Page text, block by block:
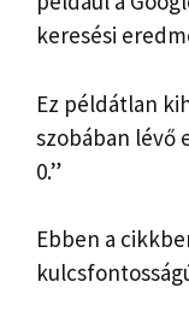
keresési
Ez példátlan
szobában lévő
0.”
Ebben a